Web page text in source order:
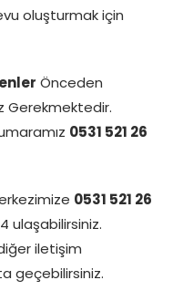
oluşturmak için
Önceden
Gerekmektedir.
0531 521 26
0531 521 26
ulaşabilirsiniz.
iletişim
geçebilirsiniz.